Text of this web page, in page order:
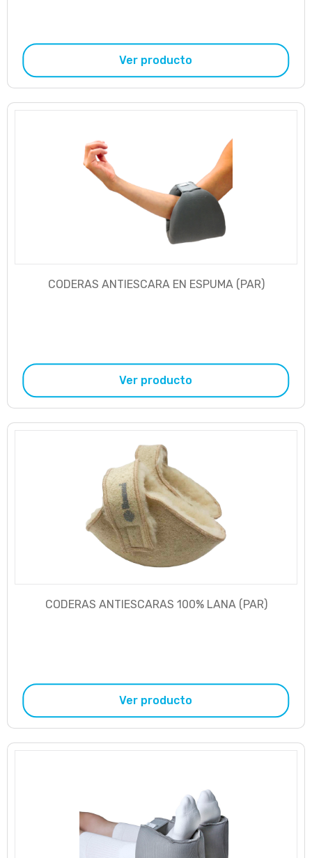
Ver producto
CODERAS ANTIESCARA EN ESPUMA (PAR)
Ver producto
CODERAS ANTIESCARAS 100% LANA (PAR)
Ver producto